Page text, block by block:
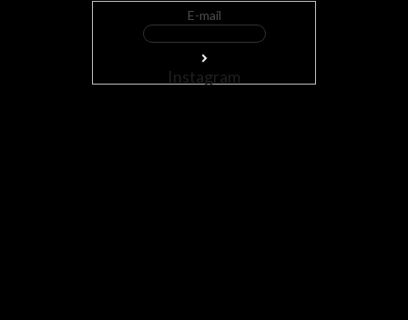
E-mail
Instagram